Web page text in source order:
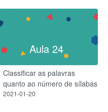
Aula 24
Classificar as palavras
quanto ao número de sílabas
2021-01-20